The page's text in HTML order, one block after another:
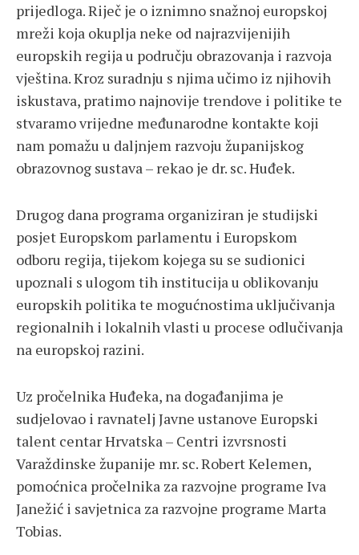
prijedloga. Riječ je o iznimno snažnoj europskoj
mreži koja okuplja neke od najrazvijenijih
europskih regija u području obrazovanja i razvoja
vještina. Kroz suradnju s njima učimo iz njihovih
iskustava, pratimo najnovije trendove i politike te
stvaramo vrijedne međunarodne kontakte koji
nam pomažu u daljnjem razvoju županijskog
obrazovnog sustava – rekao je dr. sc. Huđek.
Drugog dana programa organiziran je studijski
posjet Europskom parlamentu i Europskom
odboru regija, tijekom kojega su se sudionici
upoznali s ulogom tih institucija u oblikovanju
europskih politika te mogućnostima uključivanja
regionalnih i lokalnih vlasti u procese odlučivanja
na europskoj razini.
Uz pročelnika Huđeka, na događanjima je
sudjelovao i ravnatelj Javne ustanove Europski
talent centar Hrvatska – Centri izvrsnosti
Varaždinske županije mr. sc. Robert Kelemen,
pomoćnica pročelnika za razvojne programe Iva
Janežić i savjetnica za razvojne programe Marta
Tobias.